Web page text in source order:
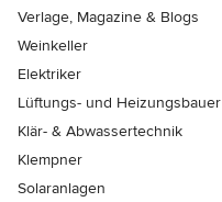
Verlage, Magazine & Blogs
Weinkeller
Elektriker
Lüftungs- und Heizungsbauer
Klär- & Abwassertechnik
Klempner
Solaranlagen